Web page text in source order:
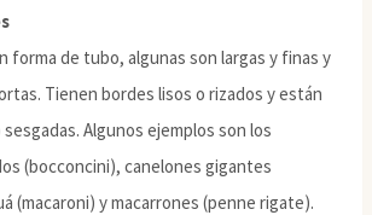
forma de tubo, algunas son largas y finas y
Tienen bordes lisos o rizados y están
Algunos ejemplos son los
(bocconcini), canelones gigantes
(macaroni) y macarrones (penne rigate).